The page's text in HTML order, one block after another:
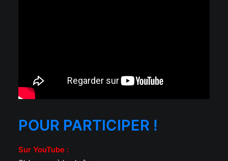
POUR PARTICIPER !
Sur YouTube :